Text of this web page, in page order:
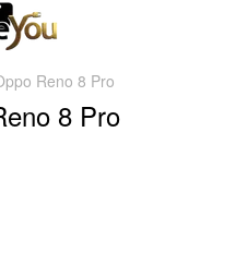
Reno 8 Pro
8 Pro